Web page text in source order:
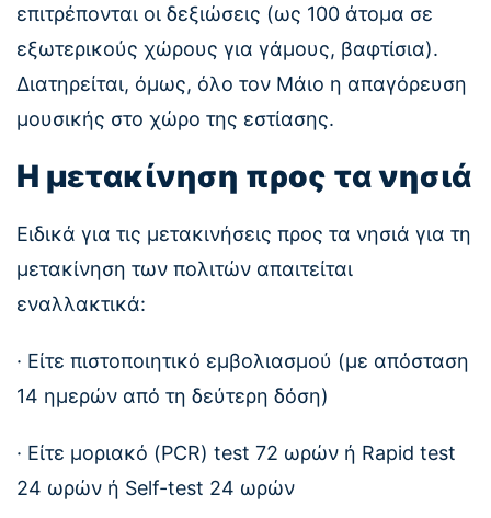
επιτρέπονται οι δεξιώσεις (ως 100 άτομα σε
εξωτερικούς χώρους για γάμους, βαφτίσια).
Διατηρείται, όμως, όλο τον Μάιο η απαγόρευση
μουσικής στο χώρο της εστίασης.
Η μετακίνηση προς τα νησιά
Ειδικά για τις μετακινήσεις προς τα νησιά για τη
μετακίνηση των πολιτών απαιτείται
εναλλακτικά:
· Είτε πιστοποιητικό εμβολιασμού (με απόσταση
14 ημερών από τη δεύτερη δόση)
· Είτε μοριακό (PCR) test 72 ωρών ή Rapid test
24 ωρών ή Self-test 24 ωρών